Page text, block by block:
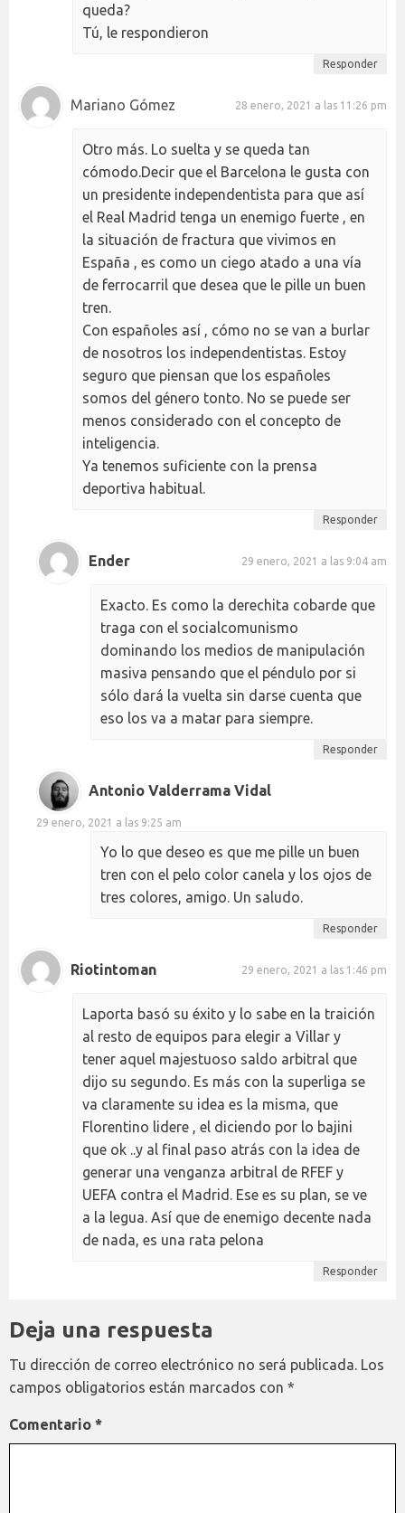
queda?
Tú, le respondieron
Responder
Mariano Gómez 28 enero, 2021 a las 11:26 pm
Otro más. Lo suelta y se queda tan
cómodo.Decir que el Barcelona le gusta con
un presidente independentista para que así
el Real Madrid tenga un enemigo fuerte , en
la situación de fractura que vivimos en
España , es como un ciego atado a una vía
de ferrocarril que desea que le pille un buen
tren.
Con españoles así , cómo no se van a burlar
de nosotros los independentistas. Estoy
seguro que piensan que los españoles
somos del género tonto. No se puede ser
menos considerado con el concepto de
inteligencia.
Ya tenemos suficiente con la prensa
deportiva habitual.
Responder
Ender 29 enero, 2021 a las 9:04 am
Exacto. Es como la derechita cobarde que
traga con el socialcomunismo
dominando los medios de manipulación
masiva pensando que el péndulo por si
sólo dará la vuelta sin darse cuenta que
eso los va a matar para siempre.
Responder
Antonio Valderrama Vidal
29 enero, 2021 a las 9:25 am
Yo lo que deseo es que me pille un buen
tren con el pelo color canela y los ojos de
tres colores, amigo. Un saludo.
Responder
Riotintoman 29 enero, 2021 a las 1:46 pm
Laporta basó su éxito y lo sabe en la traición
al resto de equipos para elegir a Villar y
tener aquel majestuoso saldo arbitral que
dijo su segundo. Es más con la superliga se
va claramente su idea es la misma, que
Florentino lidere , el diciendo por lo bajini
que ok ..y al final paso atrás con la idea de
generar una venganza arbitral de RFEF y
UEFA contra el Madrid. Ese es su plan, se ve
a la legua. Así que de enemigo decente nada
de nada, es una rata pelona
Responder
Deja una respuesta
Tu dirección de correo electrónico no será publicada. Los
campos obligatorios están marcados con *
Comentario *